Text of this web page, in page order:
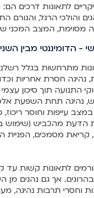
לתאונות דרכים הם:
והולכי הרגל, והגורם
מסוימת, המצב המכני
- הדומיננטי מבין
מתרחשות בגלל
נהיגה חסרת אחריות
התנועה תוך סיכון עצמי
נהיגה תחת השפעת
עייפות וחוסר ריכוז,
הדעת מהכביש (שימוש
קריאת מסמכים,
לתאונות קשות עד
אך גם נהגים מן
וחסרי תרבות נהיגה,